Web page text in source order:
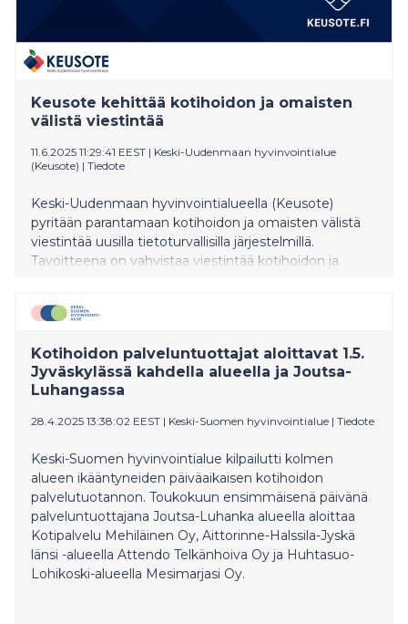
Keusote kehittää kotihoidon ja omaisten
välistä viestintää
11.6.2025 11:29:41 EEST | Keski-Uudenmaan hyvinvointialue
(Keusote) | Tiedote
Keski-Uudenmaan hyvinvointialueella (Keusote)
pyritään parantamaan kotihoidon ja omaisten välistä
viestintää uusilla tietoturvallisilla järjestelmillä.
Tavoitteena on vahvistaa viestintää kotihoidon ja
Kotihoidon palveluntuottajat aloittavat 1.5.
Jyväskylässä kahdella alueella ja Joutsa-
Luhangassa
28.4.2025 13:38:02 EEST | Keski-Suomen hyvinvointialue | Tiedote
Keski-Suomen hyvinvointialue kilpailutti kolmen
alueen ikääntyneiden päiväaikaisen kotihoidon
palvelutuotannon. Toukokuun ensimmäisenä päivänä
palveluntuottajana Joutsa-Luhanka alueella aloittaa
Kotipalvelu Mehiläinen Oy, Aittorinne-Halssila-Jyskä
länsi -alueella Attendo Telkänhoiva Oy ja Huhtasuo-
Lohikoski-alueella Mesimarjasi Oy.